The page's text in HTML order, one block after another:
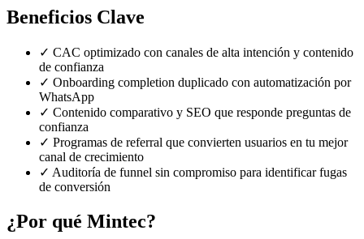
Beneficios Clave
✓ CAC optimizado con canales de alta intención y contenido
de confianza
✓ Onboarding completion duplicado con automatización por
WhatsApp
✓ Contenido comparativo y SEO que responde preguntas de
confianza
✓ Programas de referral que convierten usuarios en tu mejor
canal de crecimiento
✓ Auditoría de funnel sin compromiso para identificar fugas
de conversión
¿Por qué Mintec?